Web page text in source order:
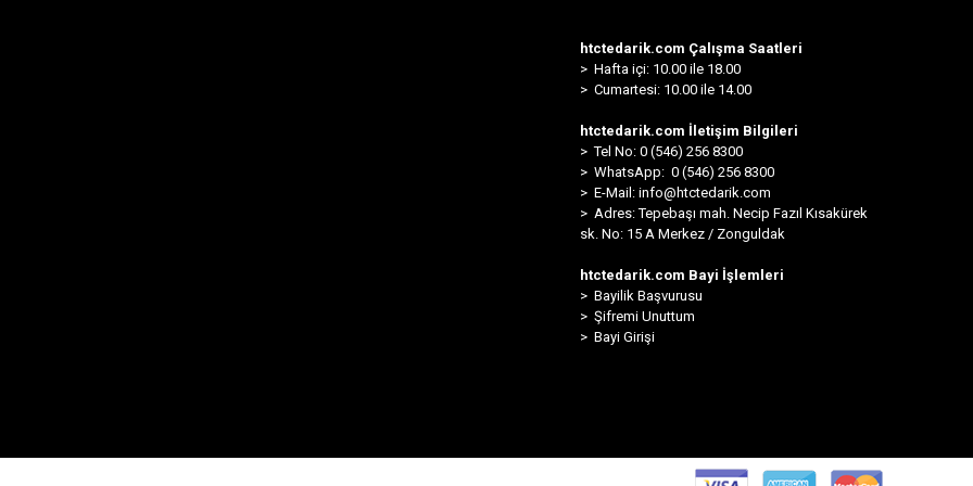
htctedarik.com Çalışma Saatleri
> Hafta içi: 10.00 ile 18.00
> Cumartesi: 10.00 ile 14.00
htctedarik.com İletişim Bilgileri
> Tel No: 0 (546) 256 8300
> WhatsApp: 0 (546) 256 8300
> E-Mail: info@htctedarik.com
> Adres: Tepebaşı mah. Necip Fazıl Kısakürek
sk. No: 15 A Merkez / Zonguldak
htctedarik.com Bayi İşlemleri
> Bayilik Başvurusu
> Şifremi Unuttum
> Bayi Girişi